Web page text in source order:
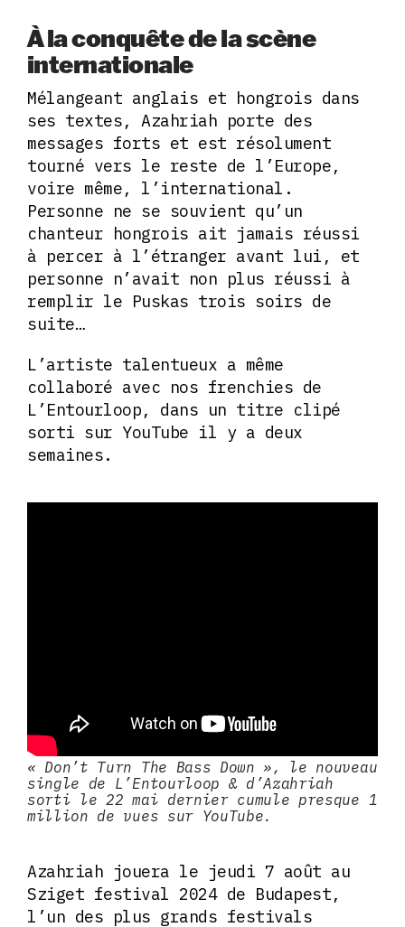
À la conquête de la scène
internationale
Mélangeant anglais et hongrois dans
ses textes, Azahriah porte des
messages forts et est résolument
tourné vers le reste de l’Europe,
voire même, l’international.
Personne ne se souvient qu’un
chanteur hongrois ait jamais réussi
à percer à l’étranger avant lui, et
personne n’avait non plus réussi à
remplir le Puskas trois soirs de
suite…
L’artiste talentueux a même
collaboré avec nos frenchies de
L’Entourloop, dans un titre clipé
sorti sur YouTube il y a deux
semaines.
« Don’t Turn The Bass Down », le nouveau
single de L’Entourloop & d’Azahriah
sorti le 22 mai dernier cumule presque 1
million de vues sur YouTube.
Azahriah jouera le jeudi 7 août au
Sziget festival 2024 de Budapest,
l’un des plus grands festivals